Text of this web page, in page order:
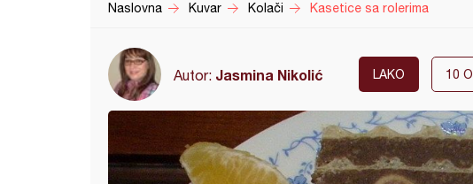
Naslovna Kuvar Kolači Kasetice sa rolerima
Autor: Jasmina Nikolić LAKO 10